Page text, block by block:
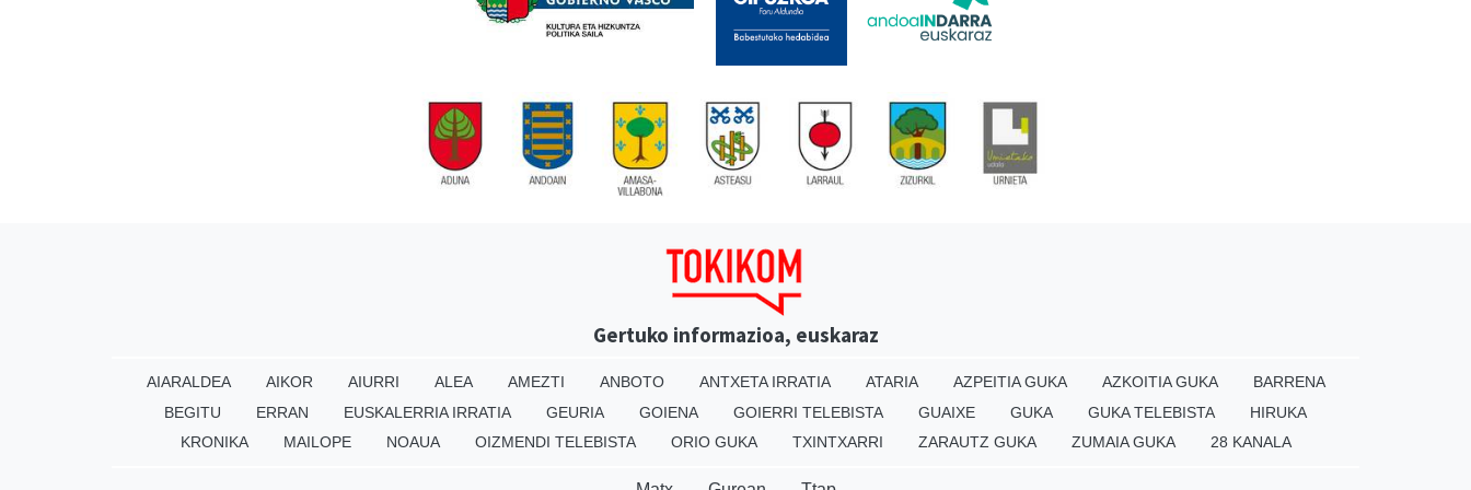
Gertuko informazioa, euskaraz
AIARALDEA AIKOR AIURRI ALEA AMEZTI ANBOTO ANTXETA IRRATIA ATARIA AZPEITIA GUKA AZKOITIA GUKA
BARRENA
BEGITU
ERRAN EUSKALERRIA IRRATIA GEURIA GOIENA GOIERRI TELEBISTA GUAIXE GUKA GUKA TELEBISTA
HIRUKA
KRONIKA
MAILOPE NOAUA OIZMENDI TELEBISTA ORIO GUKA TXINTXARRI ZARAUTZ GUKA ZUMAIA GUKA 28 KANALA